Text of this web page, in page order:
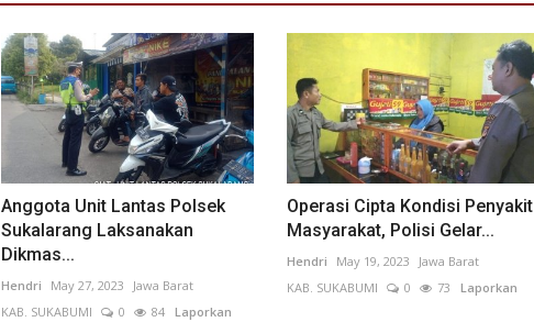
Anggota Unit Lantas Polsek
Sukalarang Laksanakan
Dikmas...
Hendri May 27, 2023
Jawa Barat
KAB. SUKABUMI
0 84Laporkan
Operasi Cipta Kondisi Penyakit
Masyarakat, Polisi Gelar...
Hendri May 19, 2023
Jawa Barat
KAB. SUKABUMI
0 73 Laporkan